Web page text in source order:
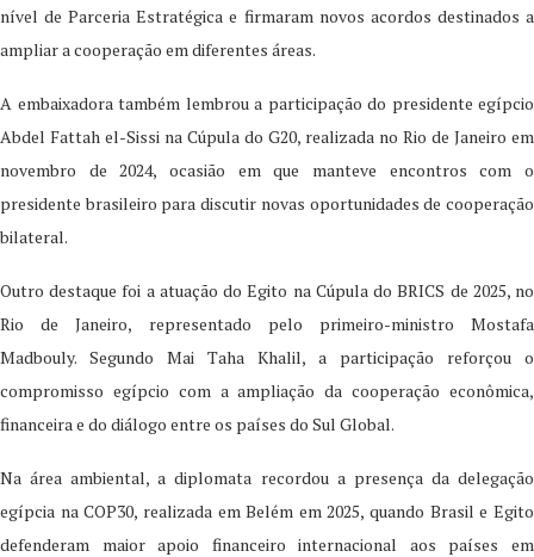
nível de Parceria Estratégica e firmaram novos acordos destinados a
ampliar a cooperação em diferentes áreas.
A embaixadora também lembrou a participação do presidente egípcio
Abdel Fattah el-Sissi na Cúpula do G20, realizada no Rio de Janeiro em
novembro de 2024, ocasião em que manteve encontros com o
presidente brasileiro para discutir novas oportunidades de cooperação
bilateral.
Outro destaque foi a atuação do Egito na Cúpula do BRICS de 2025, no
Rio de Janeiro, representado pelo primeiro-ministro Mostafa
Madbouly. Segundo Mai Taha Khalil, a participação reforçou o
compromisso egípcio com a ampliação da cooperação econômica,
financeira e do diálogo entre os países do Sul Global.
Na área ambiental, a diplomata recordou a presença da delegação
egípcia na COP30, realizada em Belém em 2025, quando Brasil e Egito
defenderam maior apoio financeiro internacional aos países em